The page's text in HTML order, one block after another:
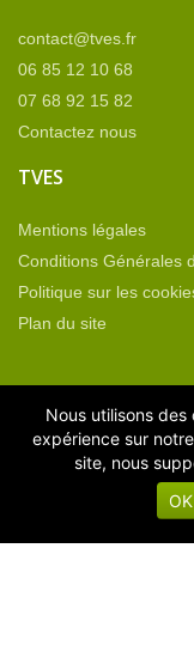
contact@tves.fr
06 85 12 10 68
07 68 92 15 82
Contactez nous
TVES
Mentions légales
Conditions Générales
Politique sur les
Plan du site
CATÉGORIES DE
Equipement neuf
Machines d'occasion
Nous utilisons
expérience sur
site, nous
OK